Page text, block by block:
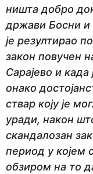
ништа добро
држави Босни и
је резултирао
закон повучен
Сарајево и
онако
ствар коју је
уради, након
скандалозан
период у којем
обзиром на то